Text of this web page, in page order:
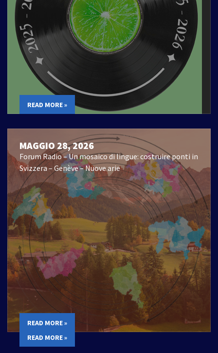
READ MORE »
MAGGIO 28, 2026
Forum Radio – Un mosaico di lingue: costruire ponti in
Svizzera – Genève – Nuove arie
READ MORE »
READ MORE »